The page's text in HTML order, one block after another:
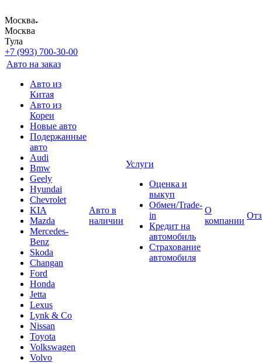
Москва
Москва
Тула
+7 (993) 700-30-00
Авто на заказ
Авто из
Китая
Авто из
Кореи
Новые авто
Подержанные
авто
Audi
Bmw
Geely
Hyundai
Chevrolet
KIA
Mazda
Mercedes-
Benz
Skoda
Changan
Ford
Honda
Jetta
Lexus
Lynk & Co
Nissan
Toyota
Volkswagen
Volvo
Авто в
наличии
Услуги
Оценка и
выкуп
Обмен/Trade-
in
Кредит на
автомобиль
Страхование
автомобиля
О
компании